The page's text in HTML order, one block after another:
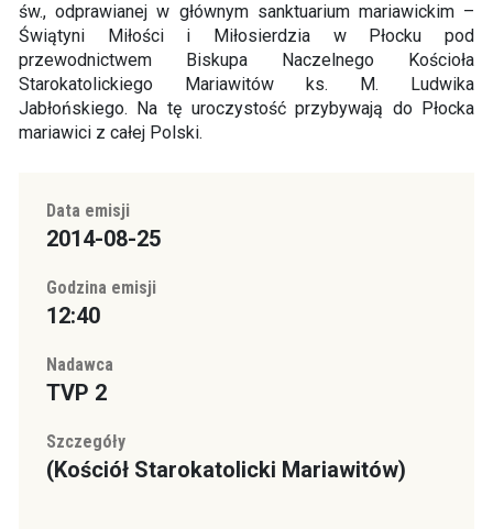
św., odprawianej w głównym sanktuarium mariawickim –
Świątyni Miłości i Miłosierdzia w Płocku pod
przewodnictwem Biskupa Naczelnego Kościoła
Starokatolickiego Mariawitów ks. M. Ludwika
Jabłońskiego. Na tę uroczystość przybywają do Płocka
mariawici z całej Polski.
Data emisji
2014-08-25
Godzina emisji
12:40
Nadawca
TVP 2
Szczegóły
(Kościół Starokatolicki Mariawitów)